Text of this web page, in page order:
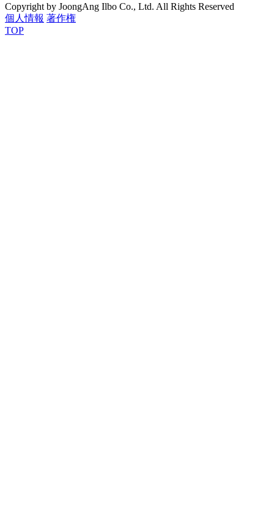
Copyright by JoongAng Ilbo Co., Ltd. All Rights Reserved
個人情報 著作権
TOP